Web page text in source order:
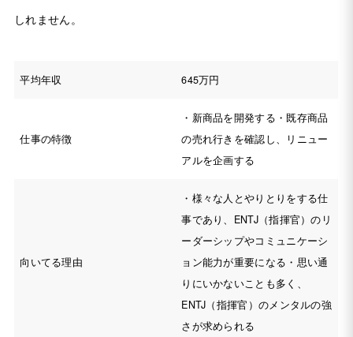
しれません。
平均年収 645万円
仕事の特徴
・新商品を開発する・既存商品
の売れ行きを確認し、リニュー
アルを企画する
向いてる理由
・様々な人とやりとりをする仕
事であり、ENTJ（指揮官）のリ
ーダーシップやコミュニケーシ
ョン能力が重要になる・思い通
りにいかないことも多く、
ENTJ（指揮官）のメンタルの強
さが求められる